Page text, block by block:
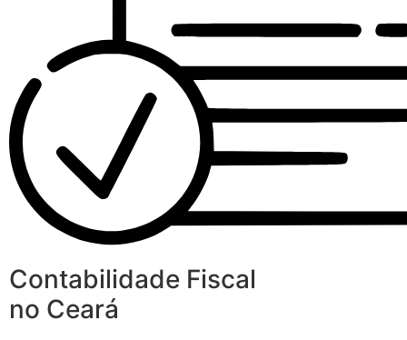
Contabilidade Fiscal
no Ceará